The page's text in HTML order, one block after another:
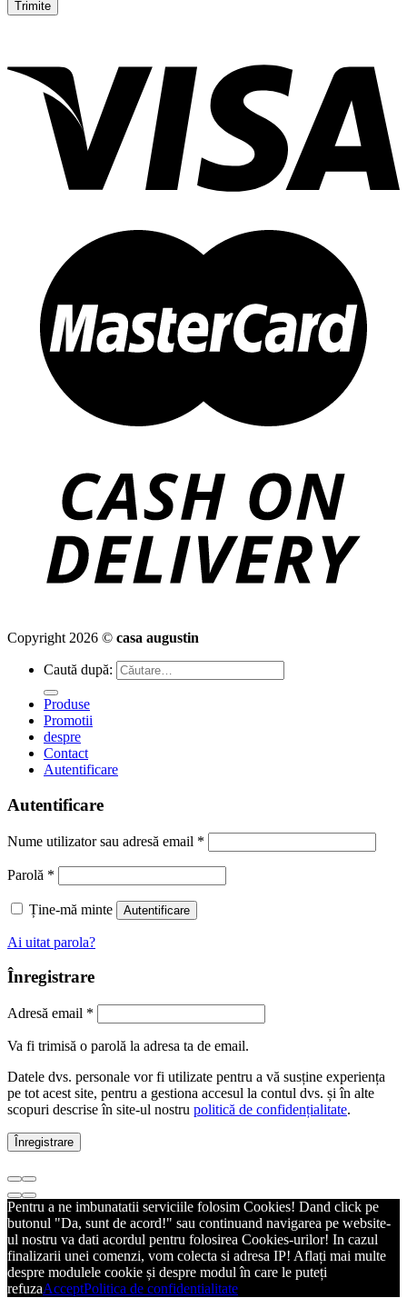
Copyright 2026 © casa augustin
Caută după:
Produse
Promotii
despre
Contact
Autentificare
Autentificare
Nume utilizator sau adresă email *
Parolă *
Ține-mă minte Autentificare
Ai uitat parola?
Înregistrare
Adresă email *
Va fi trimisă o parolă la adresa ta de email.
Datele dvs. personale vor fi utilizate pentru a vă susține experiența
pe tot acest site, pentru a gestiona accesul la contul dvs. și în alte
scopuri descrise în site-ul nostru politică de confidențialitate.
Înregistrare
Pentru a ne imbunatatii serviciile folosim Cookies! Dand click pe
butonul "Da, sunt de acord!" sau continuand navigarea pe website-
ul nostru va dati acordul pentru folosirea Cookies-urilor! In cazul
finalizarii unei comenzi, vom colecta si adresa IP! Aflați mai multe
despre modulele cookie și despre modul în care le puteți
refuzaAcceptPolitica de confidentialitate